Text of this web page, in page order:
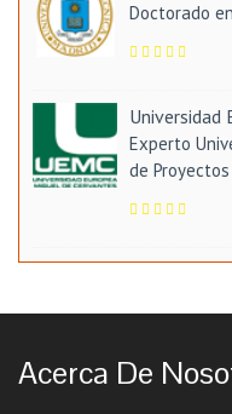
Doctorado
Universidad
Experto
de
Acerca De